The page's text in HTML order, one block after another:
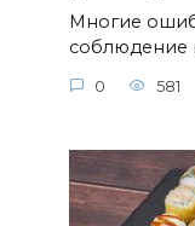
Многие
соблюдение
0 581